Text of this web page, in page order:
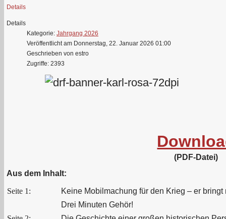
Details
Details
Kategorie: Jahrgang 2026
Veröffentlicht am Donnerstag, 22. Januar 2026 01:00
Geschrieben von estro
Zugriffe: 2393
(PDF-Datei)
Aus dem Inhalt:
Seite 1:
Keine Mobilmachung für den Krieg – er bringt
Drei Minuten Gehör!